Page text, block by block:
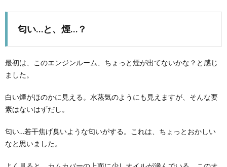
匂い…と、煙…？
最初は、このエンジンルーム、ちょっと煙が出てないかな？と感じ
ました。
白い煙がほのかに見える。水蒸気のようにも見えますが、そんな要
素はないはずだし。
匂い…若干焦げ臭いような匂いがする。これは、ちょっとおかしい
なと思いました。